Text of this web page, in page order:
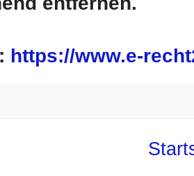
https://www.e-